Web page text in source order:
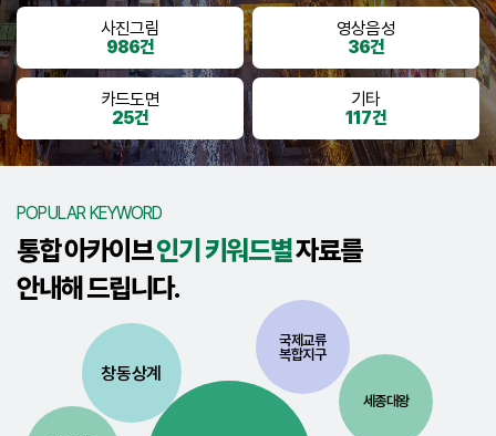
사진그림
986건
영상음성
36건
카드도면
25건
기타
117건
POPULAR KEYWORD
통합 아카이브인기 키워드별자료를
안내해 드립니다.
창동상계
국제교류
복합지구
세종대왕